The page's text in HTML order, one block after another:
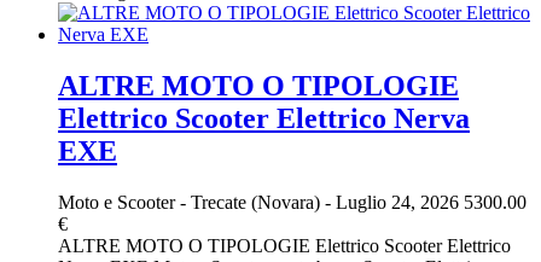
ALTRE MOTO O TIPOLOGIE
Elettrico Scooter Elettrico Nerva
EXE
Moto e Scooter- Trecate (Novara) - Luglio 24, 2026 5300.00
€
ALTRE MOTO O TIPOLOGIE Elettrico Scooter Elettrico